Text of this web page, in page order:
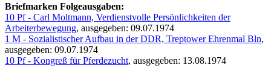
Briefmarken Folgeausgaben:
10 Pf - Carl Moltmann, Verdienstvolle Persönlichkeiten der
Arbeiterbewegung, ausgegeben: 09.07.1974
1 M - Sozialistischer Aufbau in der DDR, Treptower Ehrenmal Bln,
ausgegeben: 09.07.1974
10 Pf - Kongreß für Pferdezucht, ausgegeben: 13.08.1974